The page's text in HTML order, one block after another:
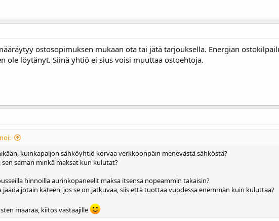
ostosopimuksen mukaan ota tai jätä tarjouksella. Energian
ole löytänyt. Siinä yhtiö ei sius voisi muuttaa ostoehtoja.
kuinkapaljon sähköyhtiö korvaa verkkoonpäin menevästä sähköstä?
sen saman minkä maksat kun kulutat?
hinnoilla aurinkopaneelit maksa itsensä nopeammin takaisin?
jotain käteen, jos se on jatkuvaa, siis että tuottaa vuodessa enemmän kuin kuluttaa?
määrää, kiitos vastaajille